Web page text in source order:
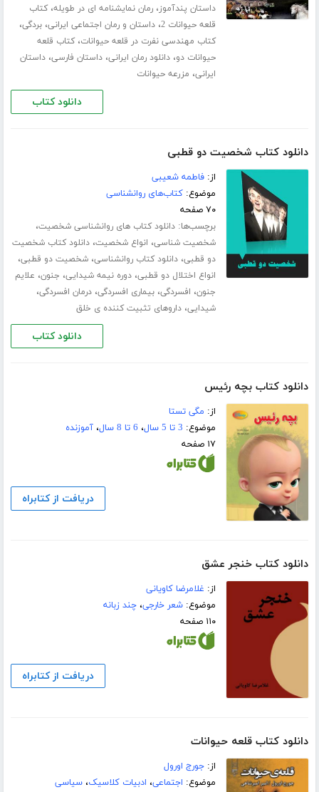
داستان پندآموز،رمان نمایشنامه ای در طویله،کتاب
قلعه حیوانات 2 ،داستان و رمان اجتماعی ایرانی،بردگی،
کتاب مهندسی نفرت در قلعه حیوانات،کتاب قلعه
حیوانات دو،دانلود رمان ایرانی،داستان فارسی،داستان
ایرانی، مزرعه حیوانات
دانلود کتاب
دانلود کتاب شخصیت دو قطبی
از:فاطمه شعیبی
موضوع:کتاب‌های روانشناسی
۷۰ صفحه
برچسب‌ها:دانلود کتاب های روانشناسی شخصیت،
شخصیت شناسی، انواع شخصیت،دانلود کتاب شخصیت
دو قطبی،دانلود کتاب روانشناسی،شخصیت دو قطبی،
انواع اختلال دو قطبی،دوره نیمه شیدایی، جنون، علایم
جنون، افسردگی،بیماری افسردگی،درمان افسردگی،
شیدایی،داروهای تثبیت کننده ی خلق
دانلود کتاب
دانلود کتاب بچه رئیس
از: مگی تستا
موضوع: 3 تا 5 سال ، 6 تا 8 سال ،آموزنده
۱۷ صفحه
دریافت از کتابراه
دانلود کتاب خنجر عشق
از: غلامرضا کاویانی
موضوع:شعر خارجی،چند زبانه
۱۱۰ صفحه
دریافت از کتابراه
دانلود کتاب قلعه حیوانات
از:جورج اورول
موضوع: اجتماعی، ادبیات کلاسیک،سیاسی